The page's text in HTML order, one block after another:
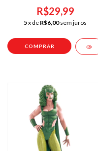
R$29,99
5x de R$6,00 sem juros